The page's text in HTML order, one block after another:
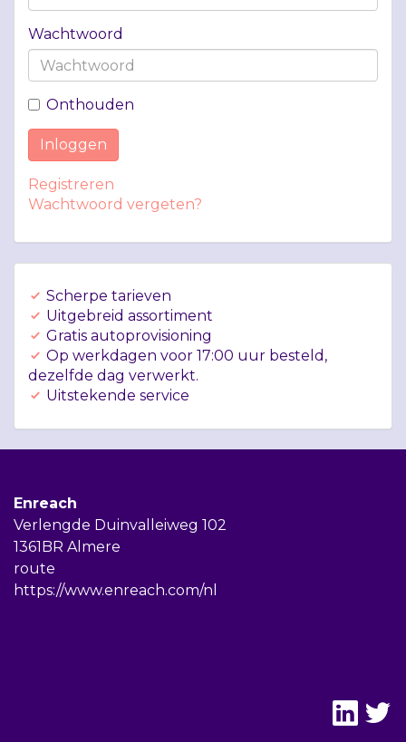
Wachtwoord
Onthouden
Inloggen
Registreren
Wachtwoord vergeten?
Scherpe tarieven
Uitgebreid assortiment
Gratis autoprovisioning
Op werkdagen voor 17:00 uur besteld,
dezelfde dag verwerkt.
Uitstekende service
Enreach
Verlengde Duinvalleiweg 102
1361BR Almere
route
https://www.enreach.com/nl